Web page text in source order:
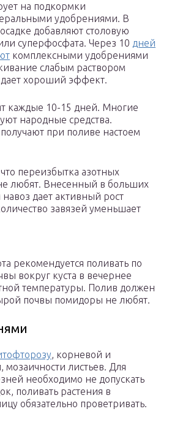
на подкормки
удобрениями. В
добавляют столовую
суперфосфата. Через 10 дней
комплексными удобрениями
слабым раствором
хороший эффект.
каждые 10-15 дней. Многие
народные средства.
при поливе настоем
переизбытка азотных
любят. Внесенный в больших
дает активный рост
завязей уменьшает
рекомендуется поливать по
вокруг куста в вечернее
температуры. Полив должен
почвы помидоры не любят.
, корневой и
листьев. Для
необходимо не допускать
поливать растения в
обязательно проветривать.